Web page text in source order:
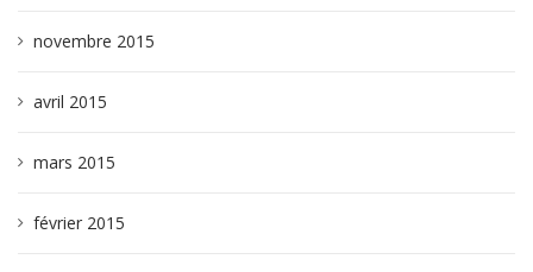
novembre 2015
avril 2015
mars 2015
février 2015